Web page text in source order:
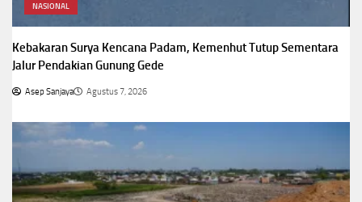
NASIONAL
Kebakaran Surya Kencana Padam, Kemenhut Tutup Sementara
Jalur Pendakian Gunung Gede
Asep Sanjaya Agustus 7, 2026